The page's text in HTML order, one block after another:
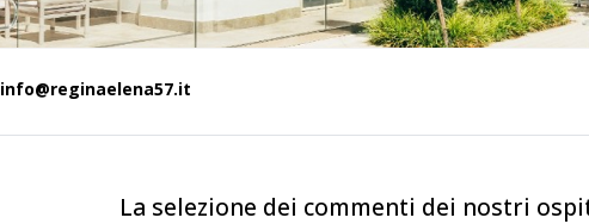
info@reginaelena57.it
La selezione dei commenti dei nostri